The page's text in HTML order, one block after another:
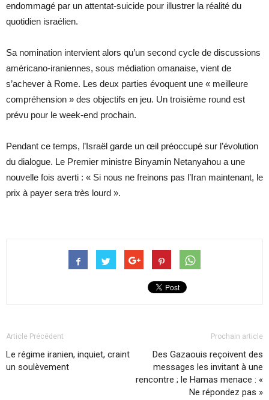
endommagé par un attentat-suicide pour illustrer la réalité du
quotidien israélien.
Sa nomination intervient alors qu’un second cycle de discussions
américano-iraniennes, sous médiation omanaise, vient de
s’achever à Rome. Les deux parties évoquent une « meilleure
compréhension » des objectifs en jeu. Un troisième round est
prévu pour le week-end prochain.
Pendant ce temps, l’Israël garde un œil préoccupé sur l’évolution
du dialogue. Le Premier ministre Binyamin Netanyahou a une
nouvelle fois averti : « Si nous ne freinons pas l’Iran maintenant, le
prix à payer sera très lourd ».
Article Précédent
Le régime iranien, inquiet, craint
un soulèvement
Prochain article
Des Gazaouis reçoivent des
messages les invitant à une
rencontre ; le Hamas menace : «
Ne répondez pas »